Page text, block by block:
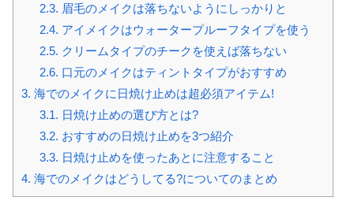
2.3. 眉毛のメイクは落ちないようにしっかりと
2.4. アイメイクはウォータープルーフタイプを使う
2.5. クリームタイプのチークを使えば落ちない
2.6. 口元のメイクはティントタイプがおすすめ
3. 海でのメイクに日焼け止めは超必須アイテム!
3.1. 日焼け止めの選び方とは?
3.2. おすすめの日焼け止めを3つ紹介
3.3. 日焼け止めを使ったあとに注意すること
4. 海でのメイクはどうしてる?についてのまとめ